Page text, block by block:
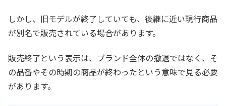
しかし、旧モデルが終了していても、後継に近い現行商品
が別名で販売されている場合があります。
販売終了という表示は、ブランド全体の撤退ではなく、そ
の品番やその時期の商品が終わったという意味で見る必要
があります。